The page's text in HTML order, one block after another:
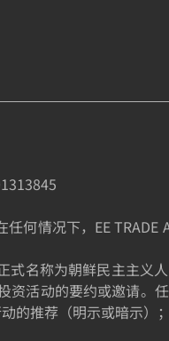
情况下，EE TRADE
式名称为朝鲜民主主义
活动的要约或邀请。
的推荐（明示或暗示）